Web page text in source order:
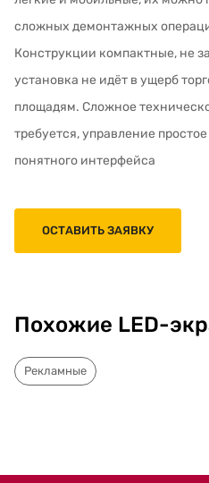
сложных демонтажных
Конструкции компактные, не
установка не идёт в ущерб
площадям. Сложное
требуется, управление
понятного интерфейса
ОСТАВИТЬ ЗАЯВКУ
Похожие LED-
Рекламные